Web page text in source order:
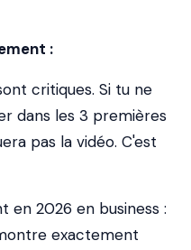
:
critiques. Si tu ne
dans les 3 premières
pas la vidéo. C'est
en 2026 en business :
exactement